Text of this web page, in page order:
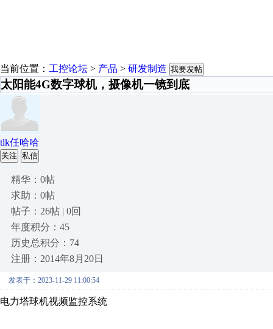
当前位置： 工控论坛 > 产品 > 研发制造 我要发帖
太阳能4G数字球机，摄像机一镜到底
tlk任哈哈
关注 私信
精华：0帖
求助：0帖
帖子：26帖 | 0回
年度积分：45
历史总积分：74
注册：2014年8月20日
发表于：2023-11-29 11:00:54
电力塔球机视频监控系统